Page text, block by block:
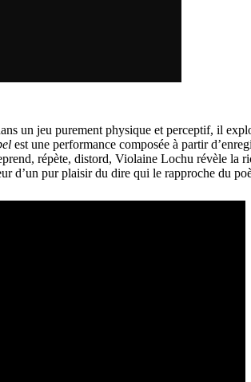
un jeu purement physique et perceptif, il
est une performance composée à partir
répète, distord, Violaine Lochu révèle la
d’un pur plaisir du dire qui le rapproche du